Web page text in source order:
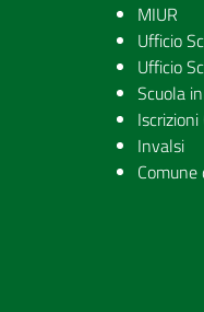
MIUR
Ufficio
Ufficio
Scuola
Invalsi